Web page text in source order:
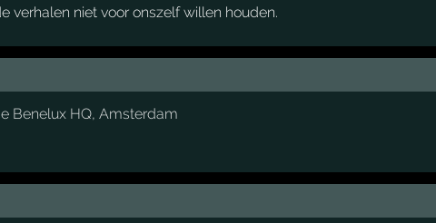
verhalen niet voor onszelf willen houden.
Benelux HQ, Amsterdam